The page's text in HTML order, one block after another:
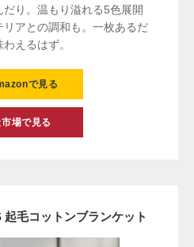
り。温もり溢れる5色展開
アとの調和も。一枚あるだ
えるはず。
で見る
場で見る
毛コットンブランケット